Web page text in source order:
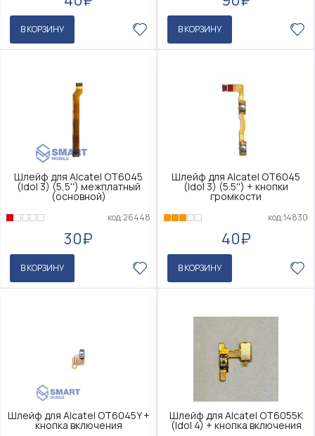
В КОРЗИНУ В КОРЗИНУ
Шлейф для Alcatel OT6045
(Idol 3) (5,5'') межплатный
(основной)
код:26448
30₽
В КОРЗИНУ
Шлейф для Alcatel OT6045
(Idol 3) (5.5'') + кнопки
громкости
код:14830
40₽
В КОРЗИНУ
Шлейф для Alcatel OT6045Y +
кнопка включения
Шлейф для Alcatel OT6055K
(Idol 4) + кнопка включения